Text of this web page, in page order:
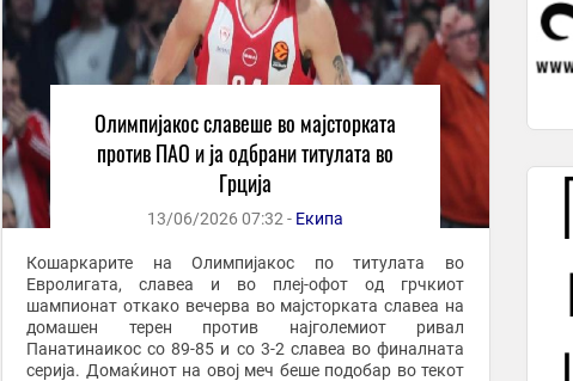
Олимпијакос славеше во мајсторката
против ПАО и ја одбрани титулата во
Грција
13/06/2026 07:32 - Екипа
Кошаркарите на Олимпијакос по титулата во
Евролигата, славеа и во плеј-офот од грчкиот
шампионат откако вечерва во мајсторката славеа на
домашен терен против најголемиот ривал
Панатинаикос со 89-85 и со 3-2 славеа во финалната
серија. Домаќинот на овој меч беше подобар во текот